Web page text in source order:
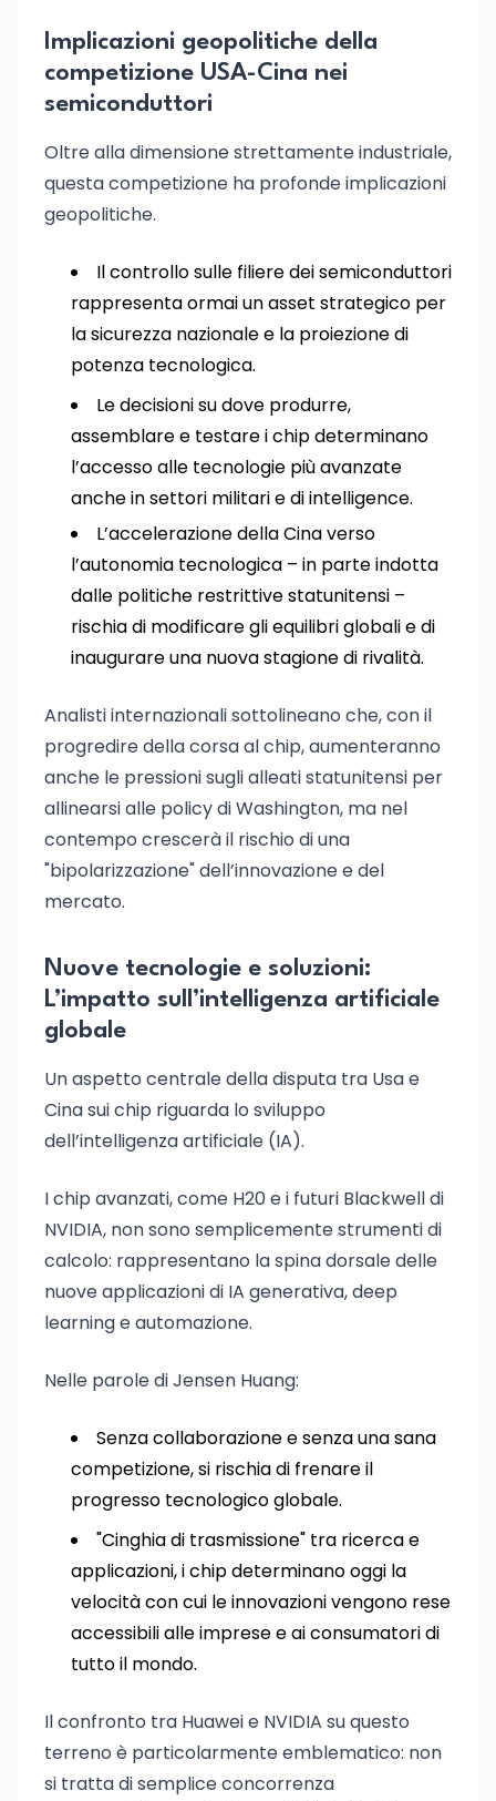
Implicazioni geopolitiche della
competizione USA-Cina nei
semiconduttori
Oltre alla dimensione strettamente industriale,
questa competizione ha profonde implicazioni
geopolitiche.
Il controllo sulle filiere dei semiconduttori
rappresenta ormai un asset strategico per
la sicurezza nazionale e la proiezione di
potenza tecnologica.
Le decisioni su dove produrre,
assemblare e testare i chip determinano
l’accesso alle tecnologie più avanzate
anche in settori militari e di intelligence.
L’accelerazione della Cina verso
l’autonomia tecnologica – in parte indotta
dalle politiche restrittive statunitensi –
rischia di modificare gli equilibri globali e di
inaugurare una nuova stagione di rivalità.
Analisti internazionali sottolineano che, con il
progredire della corsa al chip, aumenteranno
anche le pressioni sugli alleati statunitensi per
allinearsi alle policy di Washington, ma nel
contempo crescerà il rischio di una
"bipolarizzazione" dell’innovazione e del
mercato.
Nuove tecnologie e soluzioni:
L’impatto sull’intelligenza artificiale
globale
Un aspetto centrale della disputa tra Usa e
Cina sui chip riguarda lo sviluppo
dell’intelligenza artificiale (IA).
I chip avanzati, come H20 e i futuri Blackwell di
NVIDIA, non sono semplicemente strumenti di
calcolo: rappresentano la spina dorsale delle
nuove applicazioni di IA generativa, deep
learning e automazione.
Nelle parole di Jensen Huang:
Senza collaborazione e senza una sana
competizione, si rischia di frenare il
progresso tecnologico globale.
"Cinghia di trasmissione" tra ricerca e
applicazioni, i chip determinano oggi la
velocità con cui le innovazioni vengono rese
accessibili alle imprese e ai consumatori di
tutto il mondo.
Il confronto tra Huawei e NVIDIA su questo
terreno è particolarmente emblematico: non
si tratta di semplice concorrenza